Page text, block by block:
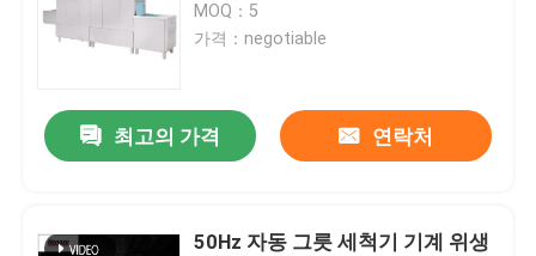
MOQ：5
가격：negotiable
최고의 가격 연락처
50Hz 자동 그릇 세척기 기계 위생